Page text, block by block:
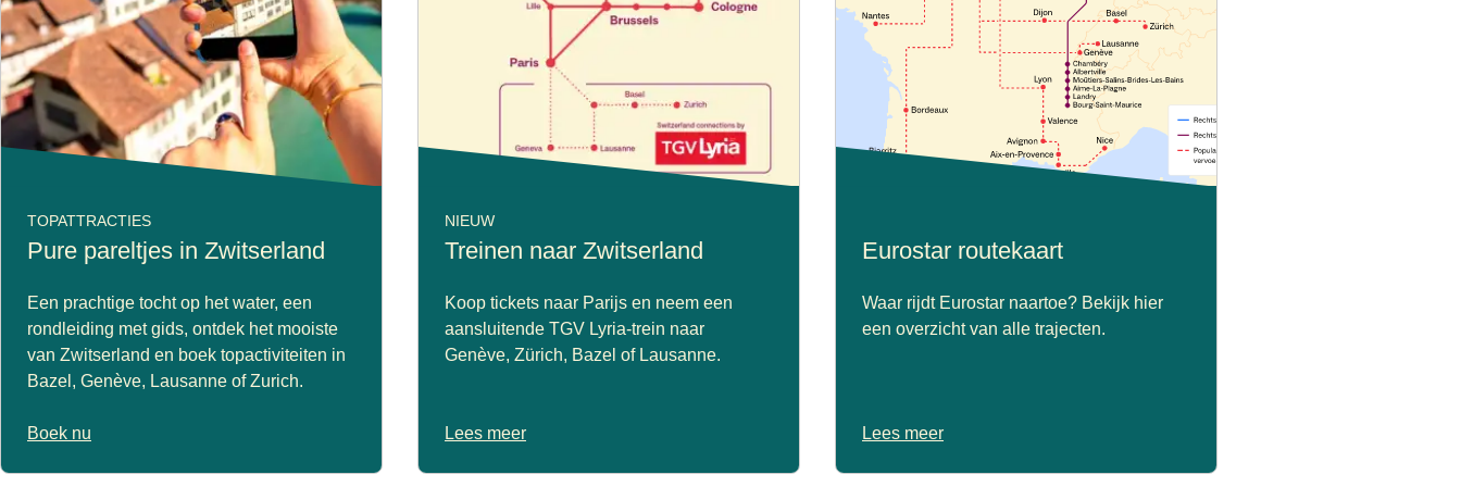
TOPATTRACTIES
Pure pareltjes in Zwitserland
Een prachtige tocht op het water, een
rondleiding met gids, ontdek het mooiste
van Zwitserland en boek topactiviteiten in
Bazel, Genève, Lausanne of Zurich.
Boek nu
NIEUW
Treinen naar Zwitserland
Koop tickets naar Parijs en neem een
aansluitende TGV Lyria-trein naar
Genève, Zürich, Bazel of Lausanne.
Lees meer
Eurostar routekaart
Waar rijdt Eurostar naartoe? Bekijk hier
een overzicht van alle trajecten.
Lees meer